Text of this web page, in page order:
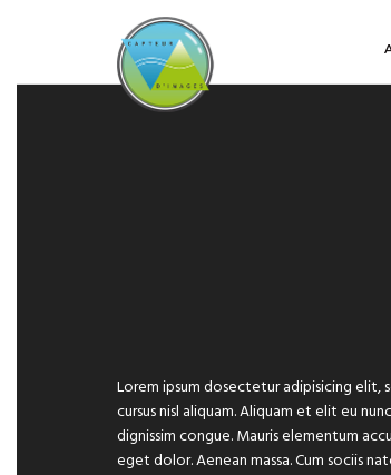
Lorem ipsum dosectetur adipisicing elit,
cursus nisl aliquam. Aliquam et elit eu
dignissim congue. Mauris elementum
eget dolor. Aenean massa. Cum sociis